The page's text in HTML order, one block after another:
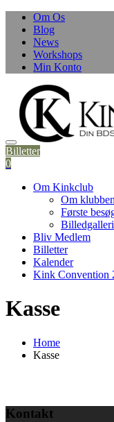
Skip
content
Om Os
Blog
News
Workshops
Min Konto
Billetter
0
Om Kinkclub
Om klubben
Første
Billedgalleri
Bliv Medlem
Billetter
Kalender
Kink Convention
Kasse
Home
Kasse
Kontakt